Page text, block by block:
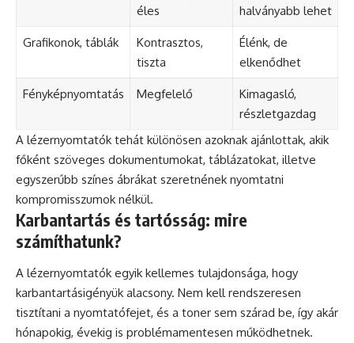
éles
halványabb lehet
Grafikonok, táblák
Kontrasztos,
tiszta
Élénk, de
elkenődhet
Fényképnyomtatás Megfelelő
Kimagasló,
részletgazdag
A lézernyomtatók tehát különösen azoknak ajánlottak, akik
főként szöveges dokumentumokat, táblázatokat, illetve
egyszerűbb színes ábrákat szeretnének nyomtatni
kompromisszumok nélkül.
Karbantartás és tartósság: mire
számíthatunk?
A lézernyomtatók egyik kellemes tulajdonsága, hogy
karbantartásigényük alacsony. Nem kell rendszeresen
tisztítani a nyomtatófejet, és a toner sem szárad be, így akár
hónapokig, évekig is problémamentesen működhetnek.